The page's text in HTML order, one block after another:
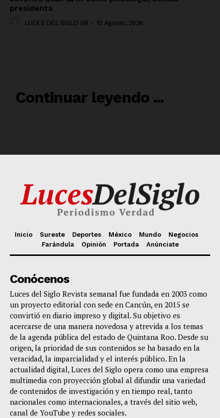
Inicio Sureste Deportes México Mundo
Negocios
Farándula
Opinión Portada Anúnciate
Conócenos
Luces del Siglo Revista semanal fue fundada en 2003 como
un proyecto editorial con sede en Cancún, en 2015 se
convirtió en diario impreso y digital. Su objetivo es
acercarse de una manera novedosa y atrevida a los temas
de la agenda pública del estado de Quintana Roo. Desde su
origen, la prioridad de sus contenidos se ha basado en la
veracidad, la imparcialidad y el interés público. En la
actualidad digital, Luces del Siglo opera como una empresa
multimedia con proyección global al difundir una variedad
de contenidos de investigación y en tiempo real, tanto
nacionales como internacionales, a través del sitio web,
canal de YouTube y redes sociales.